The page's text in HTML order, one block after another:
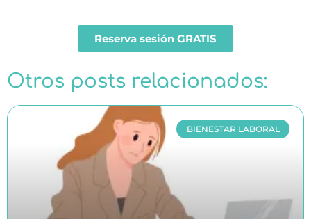
Reserva sesión GRATIS
Otros posts relacionados:
BIENESTAR LABORAL